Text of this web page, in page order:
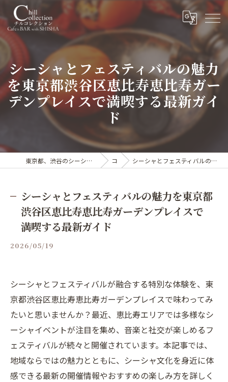
シーシャとフェスティバルの魅力
を東京都渋谷区恵比寿恵比寿ガー
デンプレイスで満喫する最新ガイ
ド
東京都、渋谷のシーシャならカフェ&シーシャバー Chill collection渋谷センター街店 コラム シーシャとフェスティバルの魅力を東京都渋谷区恵比寿恵比寿ガーデンプレイスで満喫する最新ガイド
シーシャとフェスティバルの魅力を東京都
渋谷区恵比寿恵比寿ガーデンプレイスで
満喫する最新ガイド
2026/05/19
シーシャとフェスティバルが融合する特別な体験を、東
京都渋谷区恵比寿恵比寿ガーデンプレイスで味わってみ
たいと思いませんか？最近、恵比寿エリアでは多様なシ
ーシャイベントが注目を集め、音楽と社交が楽しめるフ
ェスティバルが続々と開催されています。本記事では、
地域ならではの魅力とともに、シーシャ文化を身近に体
感できる最新の開催情報やおすすめの楽しみ方を詳しく